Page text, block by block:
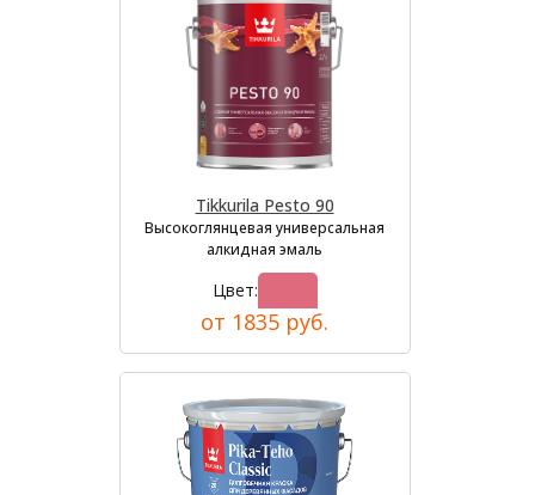
Tikkurila Pesto 90
Высокоглянцевая универсальная
алкидная эмаль
Цвет:
от 1835 руб.